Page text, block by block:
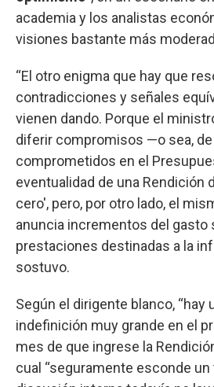
academia y los analistas
visiones bastante más
“El otro enigma que hay que
contradicciones y señales
vienen dando. Porque el
diferir compromisos —o sea,
comprometidos en el
eventualidad de una Rendición
cero', pero, por otro lado, el
anuncia incrementos del gasto
prestaciones destinadas a la
sostuvo.
Según el dirigente blanco, “hay
indefinición muy grande en el
mes de que ingrese la
cual “seguramente esconde un